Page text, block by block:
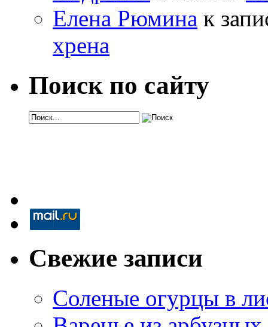
Елена Рюмина к
хрена
Поиск по сайту
Свежие записи
Соленые огурцы в